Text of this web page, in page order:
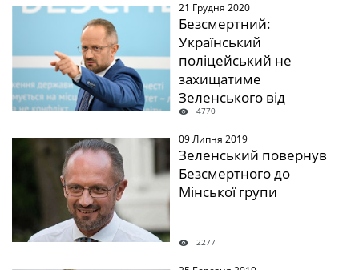
" /> 21 Грудня 2020
Безсмертний:
Український
поліцейський не
захищатиме
Зеленського від
обуреного народу
4770
09 Липня 2019
Зеленський повернув
Безсмертного до
Мінської групи
2277